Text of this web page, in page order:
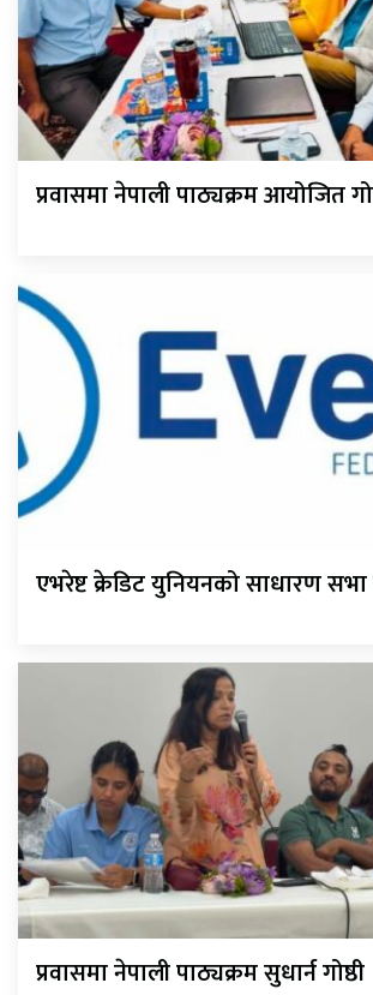
प्रवासमा नेपाली पाठ्यक्रम आयोजित
एभरेष्ट क्रेडिट युनियनको साधारण
प्रवासमा नेपाली पाठ्यक्रम सुधार्न गोष्ठी